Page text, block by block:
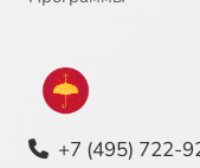
+7 (495) 722-